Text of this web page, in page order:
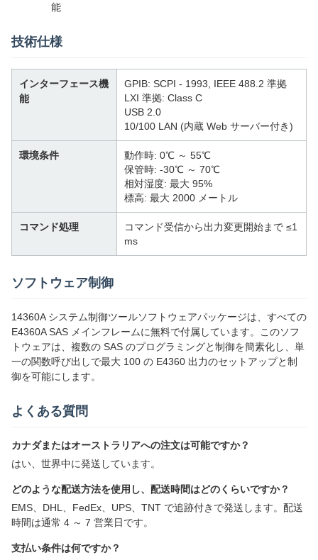
能
技術仕様
インターフェース機
能
GPIB: SCPI - 1993, IEEE 488.2 準拠
LXI 準拠: Class C
USB 2.0
10/100 LAN (内蔵 Web サーバー付き)
環境条件
動作時: 0℃ ～ 55℃
保管時: -30℃ ～ 70℃
相対湿度: 最大 95%
標高: 最大 2000 メートル
コマンド処理
コマンド受信から出力変更開始まで ≤1
ms
ソフトウェア制御
14360A システム制御ツールソフトウェアパッケージは、すべての
E4360A SAS メインフレームに無料で付属しています。このソフ
トウェアは、複数の SAS のプログラミングと制御を簡素化し、単
一の関数呼び出しで最大 100 の E4360 出力のセットアップと制
御を可能にします。
よくある質問
カナダまたはオーストラリアへの注文は可能ですか？
はい、世界中に発送しています。
どのような配送方法を使用し、配送時間はどのくらいですか？
EMS、DHL、FedEx、UPS、TNT で追跡付きで発送します。配送
時間は通常 4 ～ 7 営業日です。
支払い条件は何ですか？